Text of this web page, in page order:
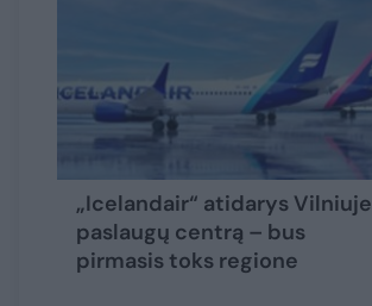
„Icelandair“ atidarys Vilniuje
paslaugų centrą – bus
pirmasis toks regione